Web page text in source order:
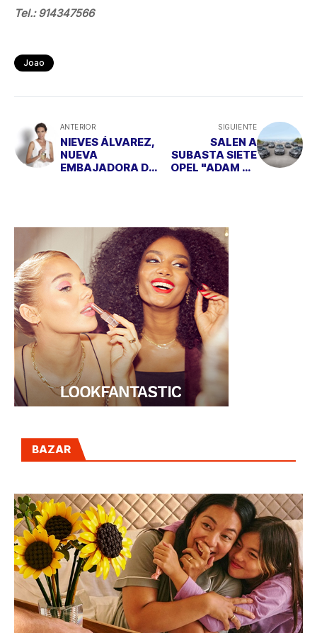
Tel.: 914347566
Joao
ANTERIOR
NIEVES ÁLVAREZ,
NUEVA
EMBAJADORA DE
SIGUIENTE
SALEN A
SUBASTA SIETE
OPEL "ADAM BY
BAZAR